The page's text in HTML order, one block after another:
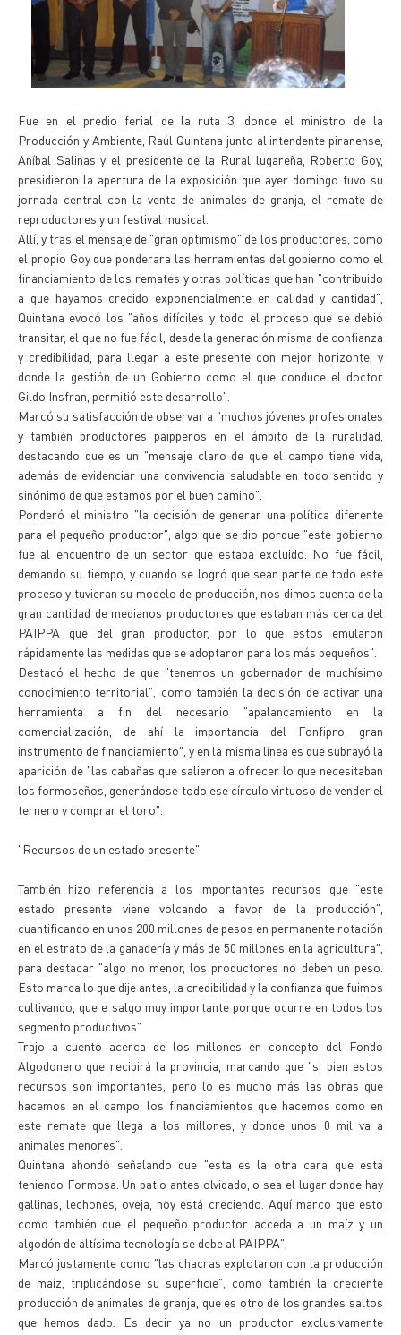
Fue en el predio ferial de la ruta 3, donde el ministro de la
Producción y Ambiente, Raúl Quintana junto al intendente piranense,
Aníbal Salinas y el presidente de la Rural lugareña, Roberto Goy,
presidieron la apertura de la exposición que ayer domingo tuvo su
jornada central con la venta de animales de granja, el remate de
reproductores y un festival musical.
Allí, y tras el mensaje de "gran optimismo" de los productores, como
el propio Goy que ponderara las herramientas del gobierno como el
financiamiento de los remates y otras políticas que han "contribuido
a que hayamos crecido exponencialmente en calidad y cantidad",
Quintana evocó los "años difíciles y todo el proceso que se debió
transitar, el que no fue fácil, desde la generación misma de confianza
y credibilidad, para llegar a este presente con mejor horizonte, y
donde la gestión de un Gobierno como el que conduce el doctor
Gildo Insfran, permitió este desarrollo".
Marcó su satisfacción de observar a "muchos jóvenes profesionales
y también productores paipperos en el ámbito de la ruralidad,
destacando que es un "mensaje claro de que el campo tiene vida,
además de evidenciar una convivencia saludable en todo sentido y
sinónimo de que estamos por el buen camino".
Ponderó el ministro "la decisión de generar una política diferente
para el pequeño productor", algo que se dio porque "este gobierno
fue al encuentro de un sector que estaba excluido. No fue fácil,
demando su tiempo, y cuando se logró que sean parte de todo este
proceso y tuvieran su modelo de producción, nos dimos cuenta de la
gran cantidad de medianos productores que estaban más cerca del
PAIPPA que del gran productor, por lo que estos emularon
rápidamente las medidas que se adoptaron para los más pequeños".
Destacó el hecho de que "tenemos un gobernador de muchísimo
conocimiento territorial", como también la decisión de activar una
herramienta a fin del necesario "apalancamiento en la
comercialización, de ahí la importancia del Fonfipro, gran
instrumento de financiamiento", y en la misma línea es que subrayó la
aparición de "las cabañas que salieron a ofrecer lo que necesitaban
los formoseños, generándose todo ese círculo virtuoso de vender el
ternero y comprar el toro".
"Recursos de un estado presente"
También hizo referencia a los importantes recursos que "este
estado presente viene volcando a favor de la producción",
cuantificando en unos 200 millones de pesos en permanente rotación
en el estrato de la ganadería y más de 50 millones en la agricultura",
para destacar "algo no menor, los productores no deben un peso.
Esto marca lo que dije antes, la credibilidad y la confianza que fuimos
cultivando, que e salgo muy importante porque ocurre en todos los
segmento productivos".
Trajo a cuento acerca de los millones en concepto del Fondo
Algodonero que recibirá la provincia, marcando que "si bien estos
recursos son importantes, pero lo es mucho más las obras que
hacemos en el campo, los financiamientos que hacemos como en
este remate que llega a los millones, y donde unos 0 mil va a
animales menores".
Quintana ahondó señalando que "esta es la otra cara que está
teniendo Formosa. Un patio antes olvidado, o sea el lugar donde hay
gallinas, lechones, oveja, hoy está creciendo. Aquí marco que esto
como también que el pequeño productor acceda a un maíz y un
algodón de altísima tecnología se debe al PAIPPA",
Marcó justamente como "las chacras explotaron con la producción
de maíz, triplicándose su superficie", como también la creciente
producción de animales de granja, que es otro de los grandes saltos
que hemos dado. Es decir ya no un productor exclusivamente